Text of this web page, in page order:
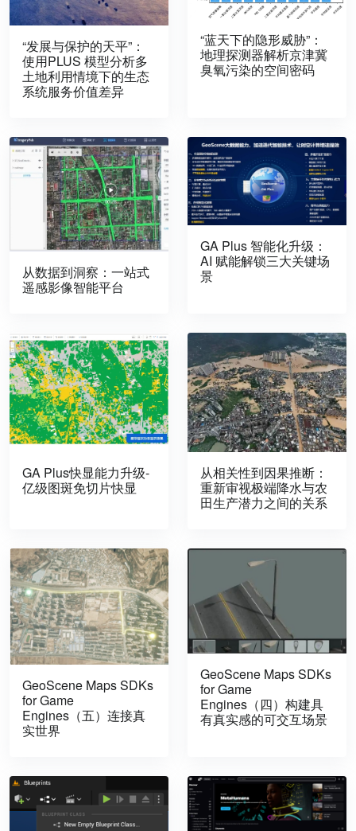
“发展与保护的天平”：
使用PLUS 模型分析多
土地利用情境下的生态
系统服务价值差异
“蓝天下的隐形威胁”：
地理探测器解析京津冀
臭氧污染的空间密码
从数据到洞察：一站式
遥感影像智能平台
GA Plus 智能化升级：
AI 赋能解锁三大关键场
景
GA Plus快显能力升级-
亿级图斑免切片快显
从相关性到因果推断：
重新审视极端降水与农
田生产潜力之间的关系
GeoScene Maps SDKs
for Game
Engines（五）连接真
实世界
GeoScene Maps SDKs
for Game
Engines（四）构建具
有真实感的可交互场景